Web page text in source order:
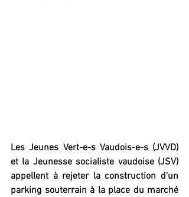
Les Jeunes Vert-e-s Vaudois-e-s (JVVD)
et la Jeunesse socialiste vaudoise (JSV)
appellent à rejeter la construction d'un
parking souterrain à la place du marché